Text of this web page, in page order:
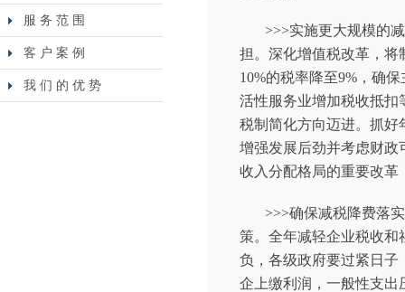
服 务 范 围
客 户 案 例
我 们 的 优 势
>>>实施更大规模的
担。深化增值税改革，将
10%的税率降至9%，确
活性服务业增加税收抵扣
税制简化方向迈进。抓好
增强发展后劲并考虑财政
收入分配格局的重要改革
>>>确保减税降费落
策。全年减轻企业税收和
负，各级政府要过紧日子
企上缴利润，一般性支出